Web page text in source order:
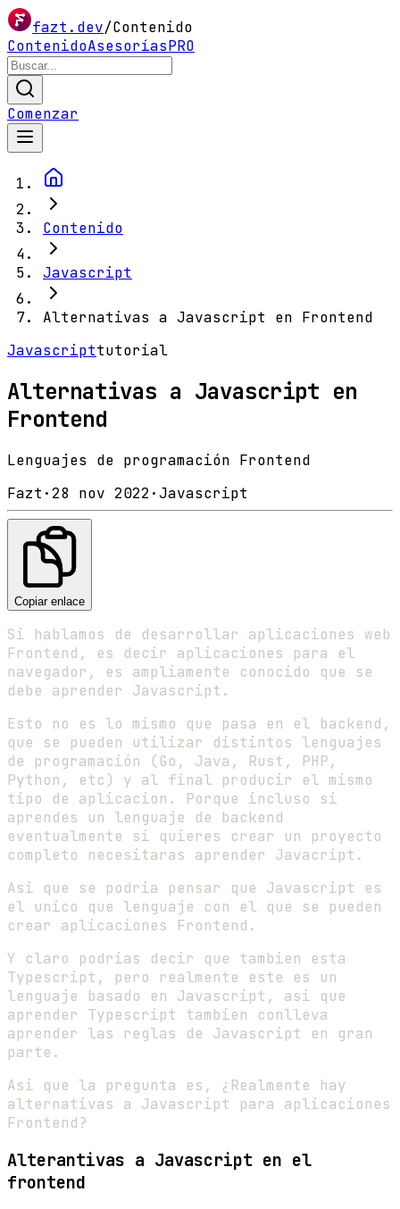
fazt.dev/Contenido
ContenidoAsesoríasPRO
Comenzar
Contenido
Javascript
Alternativas a Javascript en Frontend
Javascripttutorial
Alternativas a Javascript en
Frontend
Lenguajes de programación Frontend
Fazt ·28 nov 2022 ·Javascript
Copiar enlace
Si hablamos de desarrollar aplicaciones web
Frontend, es decir aplicaciones para el
navegador, es ampliamente conocido que se
debe aprender Javascript.
Esto no es lo mismo que pasa en el backend,
que se pueden utilizar distintos lenguajes
de programación (Go, Java, Rust, PHP,
Python, etc) y al final producir el mismo
tipo de aplicacion. Porque incluso si
aprendes un lenguaje de backend
eventualmente si quieres crear un proyecto
completo necesitaras aprender Javacript.
Asi que se podria pensar que Javascript es
el unico que lenguaje con el que se pueden
crear aplicaciones Frontend.
Y claro podrias decir que tambien esta
Typescript, pero realmente este es un
lenguaje basado en Javascript, asi que
aprender Typescript tambien conlleva
aprender las reglas de Javascript en gran
parte.
Asi que la pregunta es, ¿Realmente hay
alternativas a Javascript para aplicaciones
Frontend?
Alterantivas a Javascript en el
frontend